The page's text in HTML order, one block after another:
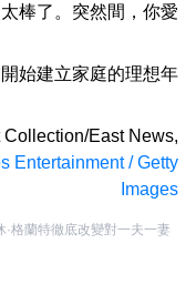
棒了。突然間，你愛
始建立家庭的理想年
East News,
Entertainment / Getty
Images
格蘭特徹底改變對一夫一妻